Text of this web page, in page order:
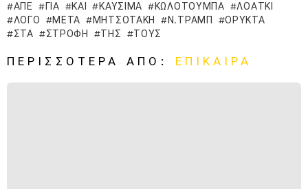
ΑΠΕ ΓΙΑ ΚΑΙ ΚΑΎΣΙΜΑ ΚΩΛΟΤΟΥΜΠΑ
ΛΟΑΤΚΙ
ΛΌΓΟ
ΜΕΤΆ ΜΗΤΣΟΤΆΚΗ Ν.ΤΡΑΜΠ
ΟΡΥΚΤΆ
ΣΤΑ
ΣΤΡΟΦΉ ΤΗΣ ΤΟΥΣ
ΠΕΡΙΣΣΌΤΕΡΑ ΑΠΌ: ΕΠΊΚΑΙΡΑ